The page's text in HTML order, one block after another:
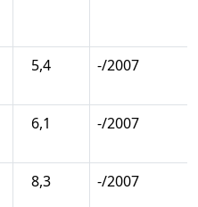
5,4 -/2007
6,1 -/2007
8,3 -/2007